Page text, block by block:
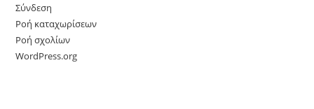
Σύνδεση
Ροή καταχωρίσεων
Ροή σχολίων
WordPress.org